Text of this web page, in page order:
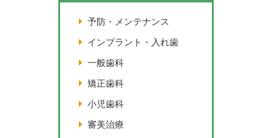
予防・メンテナンス
インプラント・入れ歯
一般歯科
矯正歯科
小児歯科
審美治療